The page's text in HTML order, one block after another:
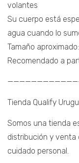
volantes
Su cuerpo está
agua cuando lo
Tamaño
Recomendado a
Tienda Qualify
Somos una tienda
distribución y venta
cuidado personal.